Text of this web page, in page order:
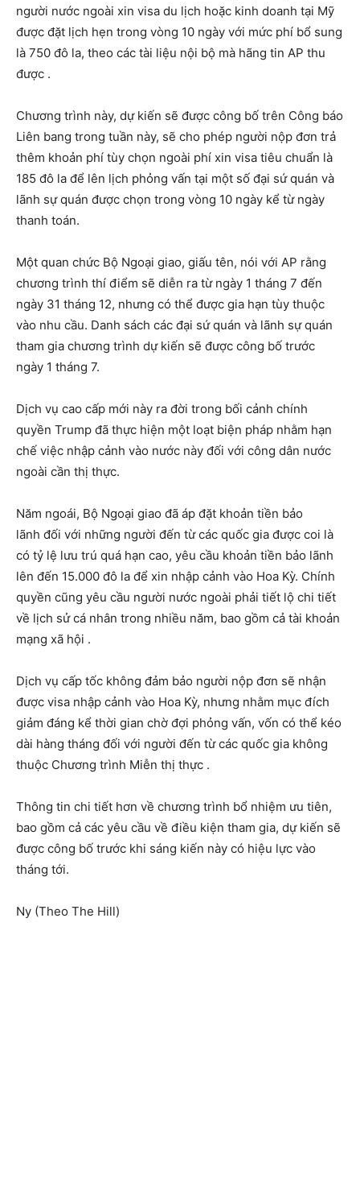
người nước ngoài xin visa du lịch hoặc kinh doanh tại Mỹ
được đặt lịch hẹn trong vòng 10 ngày với mức phí bổ sung
là 750 đô la, theo các tài liệu nội bộ mà hãng tin AP thu
được .
Chương trình này, dự kiến ​​sẽ được công bố trên Công báo
Liên bang trong tuần này, sẽ cho phép người nộp đơn trả
thêm khoản phí tùy chọn ngoài phí xin visa tiêu chuẩn là
185 đô la để lên lịch phỏng vấn tại một số đại sứ quán và
lãnh sự quán được chọn trong vòng 10 ngày kể từ ngày
thanh toán.
Một quan chức Bộ Ngoại giao, giấu tên, nói với AP rằng
chương trình thí điểm sẽ diễn ra từ ngày 1 tháng 7 đến
ngày 31 tháng 12, nhưng có thể được gia hạn tùy thuộc
vào nhu cầu. Danh sách các đại sứ quán và lãnh sự quán
tham gia chương trình dự kiến ​​sẽ được công bố trước
ngày 1 tháng 7.
Dịch vụ cao cấp mới này ra đời trong bối cảnh chính
quyền Trump đã thực hiện một loạt biện pháp nhằm hạn
chế việc nhập cảnh vào nước này đối với công dân nước
ngoài cần thị thực.
Năm ngoái, Bộ Ngoại giao đã áp đặt khoản tiền bảo
lãnh đối với những người đến từ các quốc gia được coi là
có tỷ lệ lưu trú quá hạn cao, yêu cầu khoản tiền bảo lãnh
lên đến 15.000 đô la để xin nhập cảnh vào Hoa Kỳ. Chính
quyền cũng yêu cầu người nước ngoài phải tiết lộ chi tiết
về lịch sử cá nhân trong nhiều năm, bao gồm cả tài khoản
mạng xã hội .
Dịch vụ cấp tốc không đảm bảo người nộp đơn sẽ nhận
được visa nhập cảnh vào Hoa Kỳ, nhưng nhằm mục đích
giảm đáng kể thời gian chờ đợi phỏng vấn, vốn có thể kéo
dài hàng tháng đối với người đến từ các quốc gia không
thuộc Chương trình Miễn thị thực .
Thông tin chi tiết hơn về chương trình bổ nhiệm ưu tiên,
bao gồm cả các yêu cầu về điều kiện tham gia, dự kiến ​​sẽ
được công bố trước khi sáng kiến ​​này có hiệu lực vào
tháng tới.
Ny (Theo The Hill)